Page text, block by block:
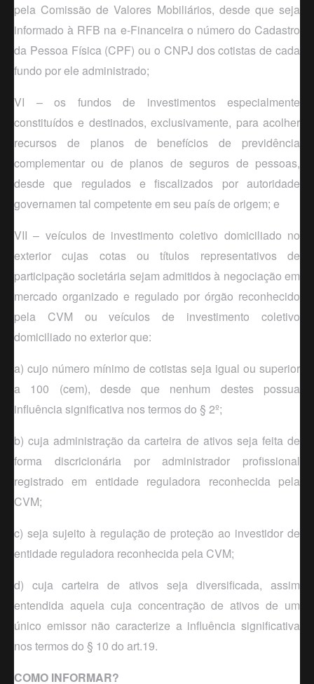
pela Comissão de Valores Mobiliários, desde que seja
informado à RFB na e-Financeira o número do Cadastro
da Pessoa Física (CPF) ou o CNPJ dos cotistas de cada
fundo por ele administrado;
VI – os fundos de investimentos especialmente
constituídos e destinados, exclusivamente, para acolher
recursos de planos de benefícios de previdência
complementar ou de planos de seguros de pessoas,
desde que regulados e fiscalizados por autoridade
governamen tal competente em seu país de origem; e
VII – veículos de investimento coletivo domiciliado no
exterior cujas cotas ou títulos representativos de
participação societária sejam admitidos à negociação em
mercado organizado e regulado por órgão reconhecido
pela CVM ou veículos de investimento coletivo
domiciliado no exterior que:
a) cujo número mínimo de cotistas seja igual ou superior
a 100 (cem), desde que nenhum destes possua
influência significativa nos termos do § 2º;
b) cuja administração da carteira de ativos seja feita de
forma discricionária por administrador profissional
registrado em entidade reguladora reconhecida pela
CVM;
c) seja sujeito à regulação de proteção ao investidor de
entidade reguladora reconhecida pela CVM;
d) cuja carteira de ativos seja diversificada, assim
entendida aquela cuja concentração de ativos de um
único emissor não caracterize a influência significativa
nos termos do § 10 do art.19.
COMO INFORMAR?